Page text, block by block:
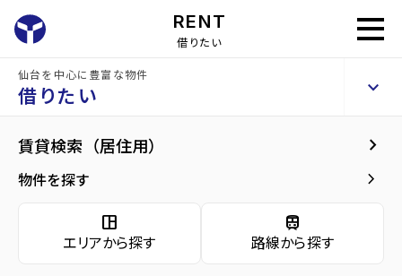
RENT
借りたい
仙台を中心に豊富な物件
借りたい keyboard_arrow_up
賃貸検索（居住用） keyboard_arrow_right
物件を探す keyboard_arrow_right
space_dashboard
エリアから探す
train
路線から探す
賃貸アパート リバーサイドハイツ
建物概要
現在募集中の物件arrow_forward
arrow_forward
リバーサイドハイツ 1階
管理費・共益費